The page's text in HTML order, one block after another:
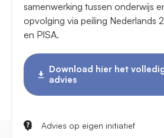
samenwerking tussen onderwijs
opvolging via peiling Nederlands
en PISA.
Download hier het
advies
Advies op eigen initiatief